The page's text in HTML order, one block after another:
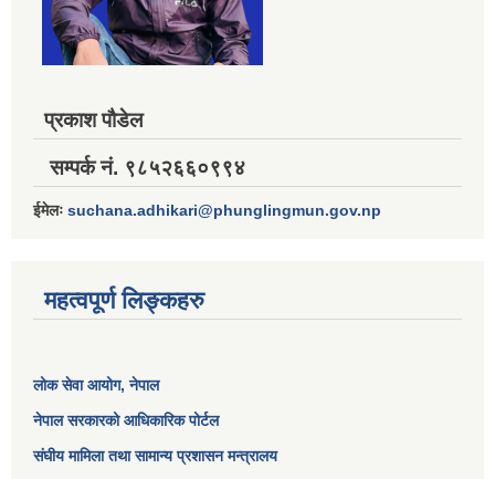
प्रकाश पौडेल
सम्पर्क नं. ९८५२६६०९९४
ईमेलः suchana.adhikari@phunglingmun.gov.np
महत्वपूर्ण लिङ्कहरु
लोक सेवा आयोग, नेपाल
नेपाल सरकारको आधिकारिक पोर्टल
संघीय मामिला तथा सामान्य प्रशासन मन्त्रालय